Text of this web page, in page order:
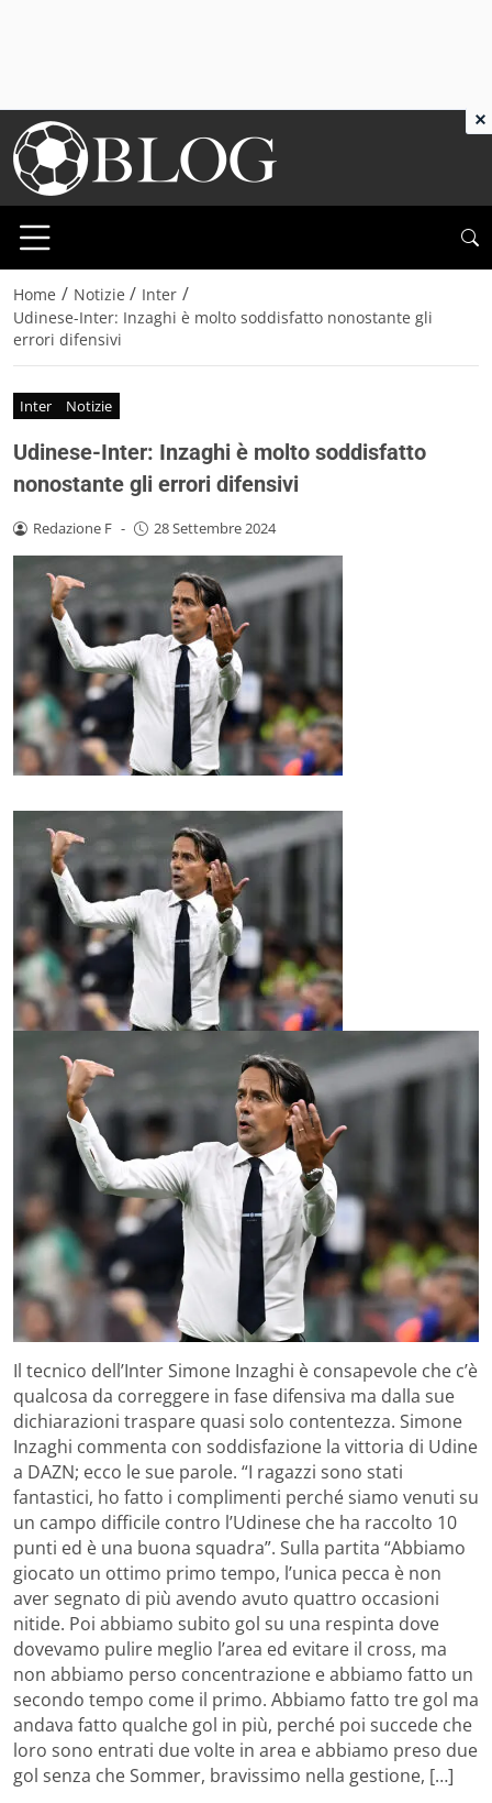
Home / Notizie / Inter /
Udinese-Inter: Inzaghi è molto soddisfatto nonostante gli
errori difensivi
Inter Notizie
Udinese-Inter: Inzaghi è molto soddisfatto
nonostante gli errori difensivi
Redazione F - 28 Settembre 2024
Il tecnico dell’Inter Simone Inzaghi è consapevole che c’è
qualcosa da correggere in fase difensiva ma dalla sue
dichiarazioni traspare quasi solo contentezza. Simone
Inzaghi commenta con soddisfazione la vittoria di Udine
a DAZN; ecco le sue parole. “I ragazzi sono stati
fantastici, ho fatto i complimenti perché siamo venuti su
un campo difficile contro l’Udinese che ha raccolto 10
punti ed è una buona squadra”. Sulla partita “Abbiamo
giocato un ottimo primo tempo, l’unica pecca è non
aver segnato di più avendo avuto quattro occasioni
nitide. Poi abbiamo subito gol su una respinta dove
dovevamo pulire meglio l’area ed evitare il cross, ma
non abbiamo perso concentrazione e abbiamo fatto un
secondo tempo come il primo. Abbiamo fatto tre gol ma
andava fatto qualche gol in più, perché poi succede che
loro sono entrati due volte in area e abbiamo preso due
gol senza che Sommer, bravissimo nella gestione, […]
×